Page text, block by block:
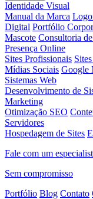
Identidade Visual
Manual da Marca
Digital Portfólio
Mascote Consultoria
Presença Online
Sites Profissionais
Mídias Sociais Google
Sistemas Web
Desenvolvimento de
Marketing
Otimização SEO
Servidores
Hospedagem de Sites
Fale com um
Sem compromisso
Portfólio Blog Contato